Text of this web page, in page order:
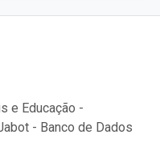
e Educação -
- Banco de Dados